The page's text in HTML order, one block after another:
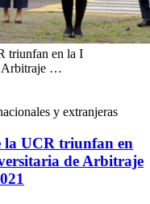
triunfan en la I
Arbitraje …
y extranjeras
la UCR triunfan en
de Arbitraje